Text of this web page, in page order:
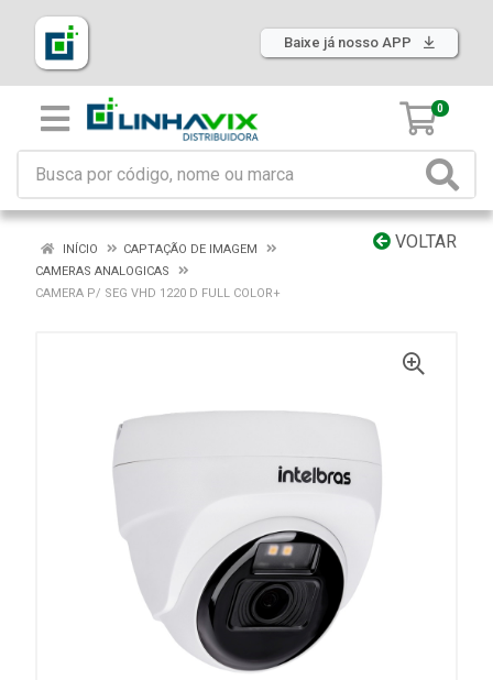
Baixe já nosso APP
0
VOLTAR
INÍCIO
CAPTAÇÃO DE IMAGEM
CAMERAS ANALOGICAS
CAMERA P/ SEG VHD 1220 D FULL COLOR+